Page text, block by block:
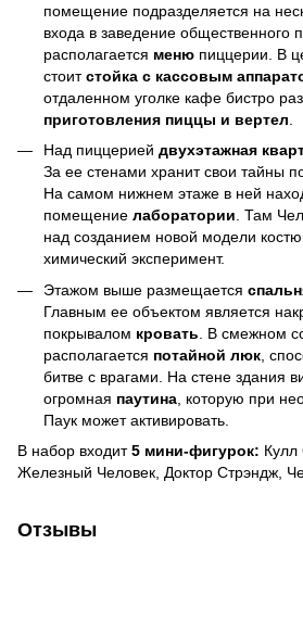
помещение подразделяется на
входа в заведение общественного
располагается меню пиццерии. В
стоитстойка с кассовым
отдаленном уголке кафе бистро
приготовления пиццы и вертел
Над пиццерией двухэтажная
За ее стенами хранит свои тайны
На самом нижнем этаже в ней
помещение лаборатории . Там
над созданием новой модели
химический эксперимент.
Этажом выше размещается
Главным ее объектом является
покрывалом кровать . В смежном
располагается потайной люк ,
битве с врагами. На стене здания
огромная паутина , которую при
Паук может активировать.
В набор входит5 мини-фигурок:
Железный Человек, Доктор Стрэндж,
Отзывы